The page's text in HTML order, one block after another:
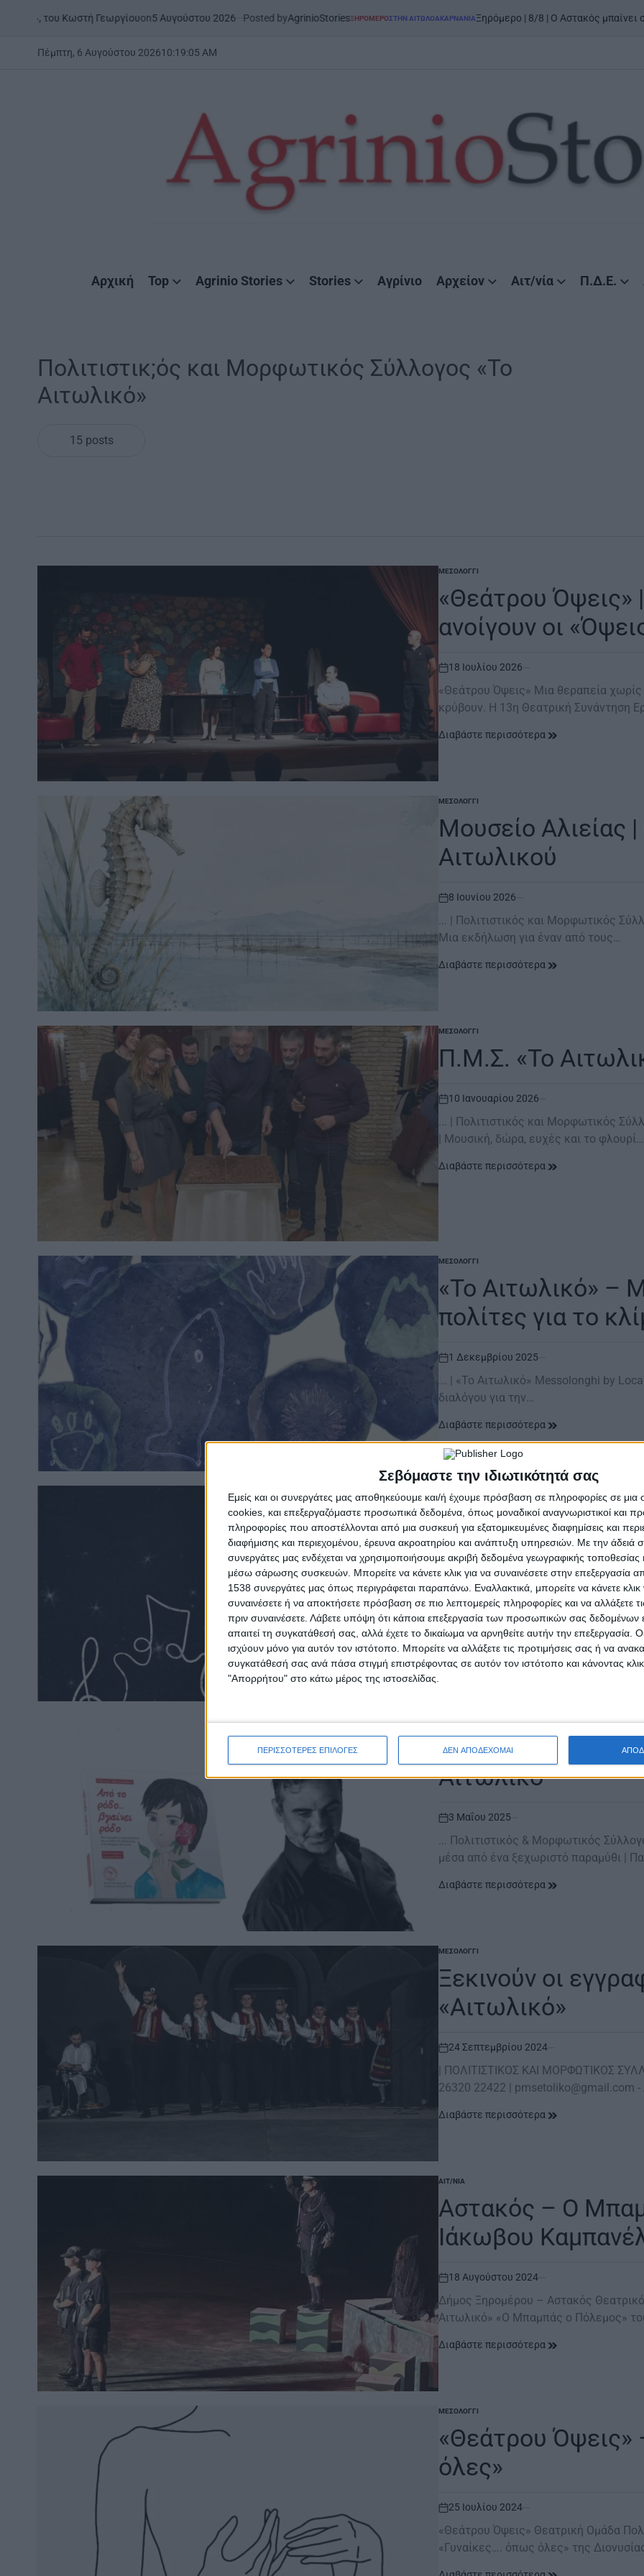
Σεβόμαστε την ιδιωτικότητά σας
Εμείς και οι συνεργάτες μας αποθηκεύουμε και/ή έχουμε πρόσβαση σε πληροφορίες σε
cookies, και επεξεργαζόμαστε προσωπικά δεδομένα, όπως μοναδικοί αναγνωριστικοί και
πληροφορίες που αποστέλλονται από μια συσκευή για εξατομικευμένες διαφημίσεις και
διαφήμισης και περιεχομένου, έρευνα ακροατηρίου και ανάπτυξη υπηρεσιών. Με την άδειά
συνεργάτες μας ενδέχεται να χρησιμοποιήσουμε ακριβή δεδομένα γεωγραφικής τοποθεσίας
μέσω σάρωσης συσκευών. Μπορείτε να κάνετε κλικ για να συναινέσετε στην επεξεργασία
1538 συνεργάτες μας όπως περιγράφεται παραπάνω. Εναλλακτικά, μπορείτε να κάνετε κλικ
συναινέσετε ή να αποκτήσετε πρόσβαση σε πιο λεπτομερείς πληροφορίες και να αλλάξετε
πριν συναινέσετε. Λάβετε υπόψη ότι κάποια επεξεργασία των προσωπικών σας δεδομένων
απαιτεί τη συγκατάθεσή σας, αλλά έχετε το δικαίωμα να αρνηθείτε αυτήν την επεξεργασία.
ισχύουν μόνο για αυτόν τον ιστότοπο. Μπορείτε να αλλάξετε τις προτιμήσεις σας ή να
συγκατάθεσή σας ανά πάσα στιγμή επιστρέφοντας σε αυτόν τον ιστότοπο και κάνοντας
"Απορρήτου" στο κάτω μέρος της ιστοσελίδας.
ΠΕΡΙΣΣΟΤΕΡΕΣ ΕΠΙΛΟΓΕΣ ΔΕΝ ΑΠΟΔΕΧΟΜΑΙ
Γεωργίουon5 Αυγούστου 2026 Posted byAgrinioStoriesPOSTED
ΞΗΡΟΜΕΡΟΣΤΗΝ ΑΙΤΩΛΟΑΚΑΡΝΑΝΊΑΞηρόμερο | 8/8 | Ο Αστακός μπαίνει στον χορόon5
Πέμπτη, 6 Αυγούστου 202610:19:07 AM
Αρχική Top Agrinio Stories Stories Αγρίνιο Αρχείον Αιτ/νία Π.Δ.Ε.
Πολιτιστικ;ός και Μορφωτικός Σύλλογος «Το
Αιτωλικό»
15 posts
POSTED
ΜΕΣΟΛΌΓΓΙ
«Θεάτρου Όψεις»
ανοίγουν οι
on
18 Ιουλίου 2026
«Θεάτρου Όψεις» Μια θεραπεία
κρύβουν. Η 13η Θεατρική Συνάντηση
Διαβάστε περισσότερα
POSTED
ΜΕΣΟΛΌΓΓΙ
Μουσείο Αλιείας
Αιτωλικού
on
8 Ιουνίου 2026
... | Πολιτιστικός και Μορφωτικός
Μια εκδήλωση για έναν από τους…
Διαβάστε περισσότερα
POSTED
ΜΕΣΟΛΌΓΓΙ
Π.Μ.Σ. «Το
on
10 Ιανουαρίου 2026
... | Πολιτιστικός και Μορφωτικός
| Μουσική, δώρα, ευχές και το φλουρί…
Διαβάστε περισσότερα
POSTED
ΜΕΣΟΛΌΓΓΙ
«Το Αιτωλικό» –
πολίτες για το
on
1 Δεκεμβρίου 2025
... | «Το Αιτωλικό» Messolonghi by
διαλόγου για την…
Διαβάστε περισσότερα
POSTED
«Το Αιτωλικό» |
Μουσική
on
18 Ιουνίου 2025
Πολιτιστικός και Μορφωτικός
μαγευτική βραδιά στο Αιτωλικό
Διαβάστε περισσότερα
POSTED
IN
ΜΕΣΟΛΌΓΓΙ
«Το Αιτωλικό» | Η
Αιτωλικό
on
3 Μαΐου 2025
... Πολιτιστικός & Μορφωτικός
μέσα από ένα ξεχωριστό παραμύθι |
Διαβάστε περισσότερα
POSTED
ΜΕΣΟΛΌΓΓΙ
Ξεκινούν οι
«Αιτωλικό»
on
24 Σεπτεμβρίου 2024
| ΠΟΛΙΤΙΣΤΙΚOΣ ΚΑΙ ΜΟΡΦΩΤΙΚOΣ
26320 22422 | pmsetoliko@gmail.com
Διαβάστε περισσότερα
POSTED
ΑΙΤ/ΝΊΑ
Αστακός – O
Ιάκωβου
on
18 Αυγούστου 2024
Δήμος Ξηρομέρου – Αστακός
Αιτωλικό» «O Mπαμπάς ο Πόλεμος»
Διαβάστε περισσότερα
POSTED
ΜΕΣΟΛΌΓΓΙ
«Θεάτρου Όψεις»
όλες»
on
25 Ιουλίου 2024
«Θεάτρου Όψεις» Θεατρική Ομάδα
«Γυναίκες…. όπως όλες» της